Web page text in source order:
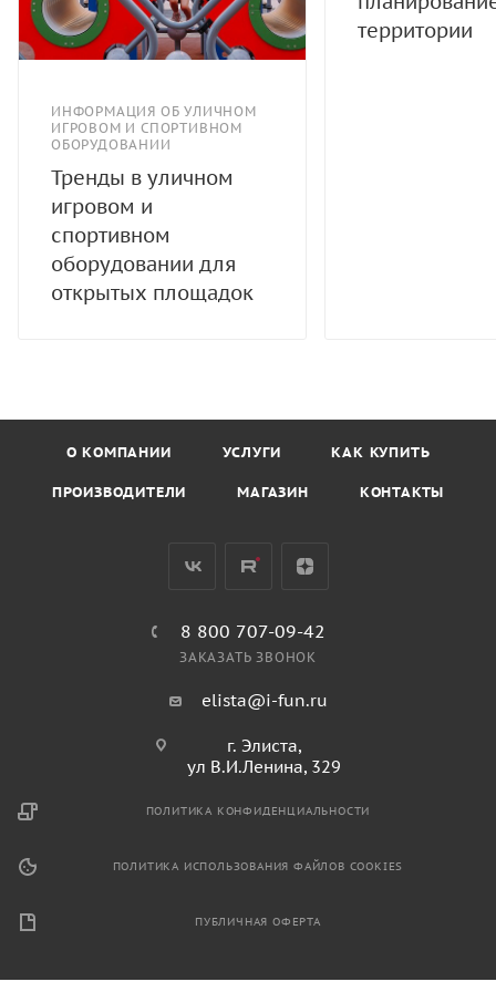
ИНФОРМАЦИЯ ОБ УЛИЧНОМ
ИГРОВОМ И СПОРТИВНОМ
ОБОРУДОВАНИИ
Тренды в уличном
игровом и
спортивном
оборудовании для
открытых площадок
территории
О КОМПАНИИ УСЛУГИ КАК КУПИТЬ
ПРОИЗВОДИТЕЛИ МАГАЗИН КОНТАКТЫ
8 800 707-09-42
ЗАКАЗАТЬ ЗВОНОК
elista@i-fun.ru
г. Элиста,
ул В.И.Ленина, 329
ПОЛИТИКА КОНФИДЕНЦИАЛЬНОСТИ
ПОЛИТИКА ИСПОЛЬЗОВАНИЯ ФАЙЛОВ COOKIES
ПУБЛИЧНАЯ ОФЕРТА